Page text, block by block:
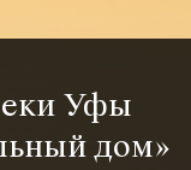
Уфы
дом»